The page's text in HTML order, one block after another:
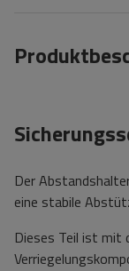
Der
eine stabile
Dieses Teil ist mit